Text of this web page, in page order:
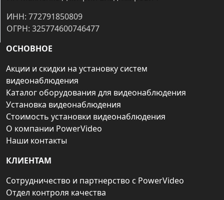
ИНН: 772791850809
ОГРН: 325774600746477
ОСНОВНОЕ
Акции и скидки на установку систем
видеонаблюдения
Каталог оборудования для видеонаблюдения
Установка видеонаблюдения
Стоимость установки видеонаблюдения
О компании PowerVideo
Наши контакты
КЛИЕНТАМ
Сотрудничество и партнерство с PowerVideo
Отдел контроля качества